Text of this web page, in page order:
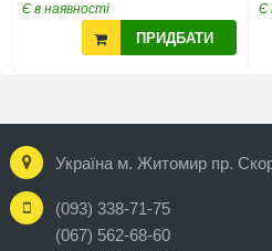
Є в наявності
ПРИДБАТИ
Є
Україна м. Житомир пр.
(093) 338-71-75
(067) 562-68-60